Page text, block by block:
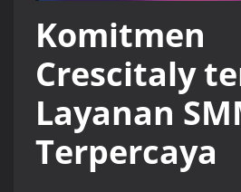
Komitmen
Crescitaly
Layanan
Terpercaya